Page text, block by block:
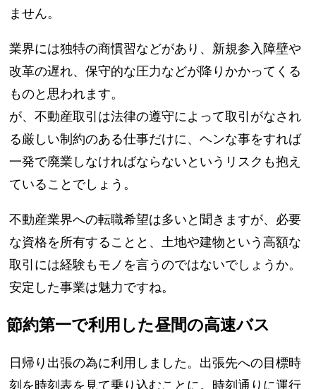
ません。
業界には独特の商慣習などがあり、新規参入障壁や
改革の遅れ、保守的な圧力などが降りかかってくる
ものと思われます。
が、不動産取引は法律の遵守によって取引がなされ
る厳しい制約のある仕事だけに、ヘンな事をすれば
一発で廃業しなければならないというリスクも抱え
ていることでしょう。
不動産業界への転職希望は多いと聞きますが、必要
な資格を所有することと、土地や建物という高額な
取引には経験もモノを言うのではないでしょうか。
安定した事業は魅力ですね。
節約第一で利用した昼間の高速バス
日帰り出張の為に利用しました。出張先への目標時
刻を時刻表を見て乗り込むことに。時刻通りに運行